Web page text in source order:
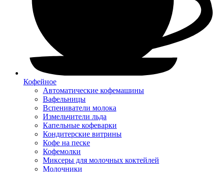
Кофейное
Автоматические кофемашины
Вафельницы
Вспениватели молока
Измельчители льда
Капельные кофеварки
Кондитерские витрины
Кофе на песке
Кофемолки
Миксеры для молочных коктейлей
Молочники